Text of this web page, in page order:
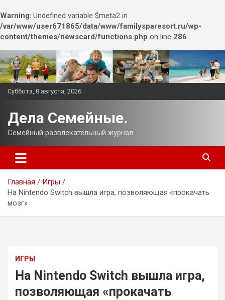
Warning: Undefined variable $meta2 in
/var/www/user671865/data/www/familysparesort.ru/wp-
content/themes/newscard/functions.php on line 286
Перейти
к
содержимому
Суббота, 8 августа, 2026
Дела Семейные.
Семейный развлекательный журнал.
Главная
Игры
На Nintendo Switch вышла игра, позволяющая «прокачать
мозг»
ИГРЫ
На Nintendo Switch вышла игра,
позволяющая «прокачать